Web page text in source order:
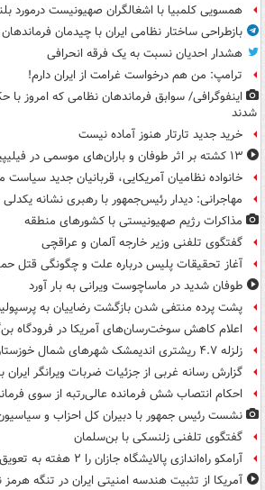
همسویی کلمبیا با اشغالگران صهیونیست درمورد
بازطراحی ساختار نظامی ایران با چیدمان
هشدار احدیان نسبت به یک فرقه انحرافی
ترامپ: من هم درخواست غرامت از ایران دارم!
اینفوگرافی/ سوابق فرماندهان نظامی که امروز
شدند
خرید جدید تارتار هنوز آماده نیست
۱۳ کشته بر اثر طوفان و باران‌های موسمی در فیلیپین
خانواده نظامیان آمریکایی، قربانیان جدید سیاست
مهاجرانی: دیدار رئیس‌جمهور با رهبری نشانه
مذاکرات رژیم صهیونیستی با کشورهای منطقه
گفتگوی تلفنی وزیر خارجه آلمان و عراقچی
آغاز تحقیقات پلیس درباره علت و چگونگی قتل
طوفان شدید در ماساچوست ویرانی به بار آورد
پشت پرده منتفی شدن بازگشت رضاییان به
اعلام کاهش سوخت‌رسان‌های آمریکا در فرودگاه
زلزله ۴.۷ ریشتری اندیمشک شهرهای شمال خوزستان را لرزاند
گزارش رسانه غربی از جزئیات ضربات ویرانگر ایران
احکام انتصاب شش فرمانده عالی‌رتبه از سوی
نشست رئیس جمهور با دبیران کل احزاب و
گفتگوی تلفنی زلنسکی با بن‌سلمان
آرامکو راه‌اندازی پالایشگاه جازان را ۲ هفته به تعویق انداخت
آمریکا از تثبیت هندسه امنیتی ایران در تنگه